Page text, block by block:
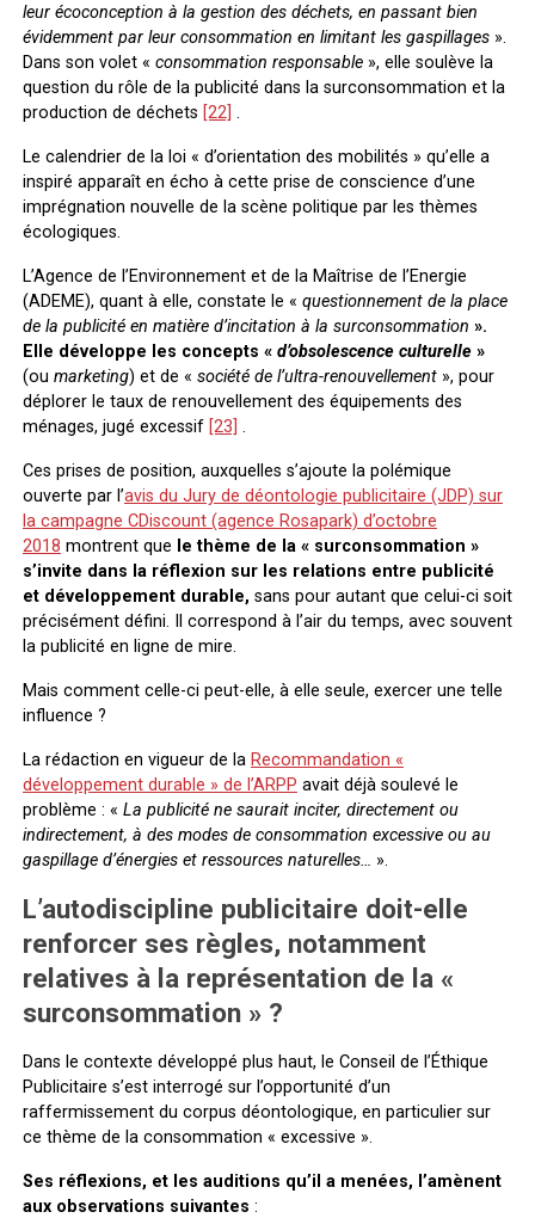
leur écoconception à la gestion des déchets, en passant bien
évidemment par leur consommation en limitant les gaspillages».
Dans son volet « consommation responsable», elle soulève la
question du rôle de la publicité dans la surconsommation et la
production de déchets [22] .
Le calendrier de la loi « d’orientation des mobilités » qu’elle a
inspiré apparaît en écho à cette prise de conscience d’une
imprégnation nouvelle de la scène politique par les thèmes
écologiques.
L’Agence de l’Environnement et de la Maîtrise de l’Energie
(ADEME), quant à elle, constate le « questionnement de la place
de la publicité en matière d’incitation à la surconsommation ».
Elle développe les concepts « d’obsolescence culturelle»
(ou marketing) et de « société de l’ultra-renouvellement», pour
déplorer le taux de renouvellement des équipements des
ménages, jugé excessif [23] .
Ces prises de position, auxquelles s’ajoute la polémique
ouverte par l’avis du Jury de déontologie publicitaire (JDP) sur
la campagne CDiscount (agence Rosapark) d’octobre
2018 montrent que le thème de la « surconsommation »
s’invite dans la réflexion sur les relations entre publicité
et développement durable, sans pour autant que celui-ci soit
précisément défini. Il correspond à l’air du temps, avec souvent
la publicité en ligne de mire.
Mais comment celle-ci peut-elle, à elle seule, exercer une telle
influence ?
La rédaction en vigueur de la Recommandation «
développement durable » de l’ARPP avait déjà soulevé le
problème : « La publicité ne saurait inciter, directement ou
indirectement, à des modes de consommation excessive ou au
gaspillage d’énergies et ressources naturelles… ».
L’autodiscipline publicitaire doit-elle
renforcer ses règles, notamment
relatives à la représentation de la «
surconsommation » ?
Dans le contexte développé plus haut, le Conseil de l’Éthique
Publicitaire s’est interrogé sur l’opportunité d’un
raffermissement du corpus déontologique, en particulier sur
ce thème de la consommation « excessive ».
Ses réflexions, et les auditions qu’il a menées, l’amènent
aux observations suivantes :